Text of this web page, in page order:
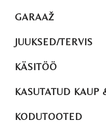
GARAAŽ
JUUKSED/TERVIS
KÄSITÖÖ
KASUTATUD KAUP
KODUTOOTED